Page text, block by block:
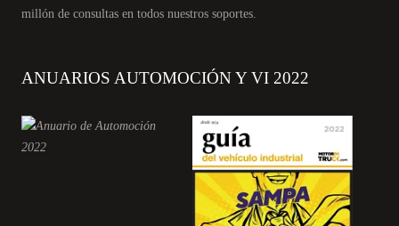
millón de consultas en todos nuestros soportes.
ANUARIOS AUTOMOCIÓN Y VI 2022